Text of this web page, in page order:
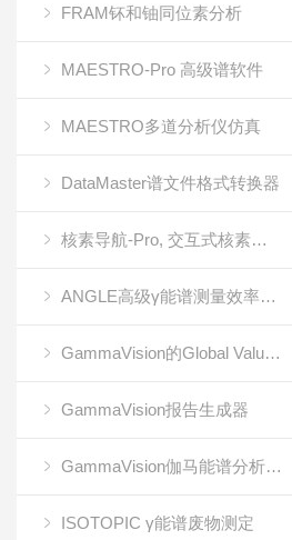
FRAM钚和铀同位素分析
MAESTRO-Pro 高级谱软件
MAESTRO多道分析仪仿真
DataMaster谱文件格式转换器
核素导航-Pro, 交互式核素图, 参考软件
ANGLE高级γ能谱测量效率校准软件
GammaVision的Global Value生产力套件
GammaVision报告生成器
GammaVision伽马能谱分析软件
ISOTOPIC γ能谱废物测定